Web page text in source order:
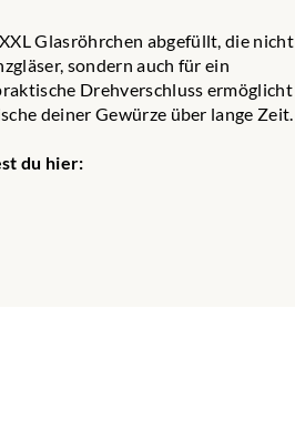
Glasröhrchen abgefüllt, die nicht
sondern auch für ein
Drehverschluss ermöglicht
deiner Gewürze über lange Zeit.
du hier: